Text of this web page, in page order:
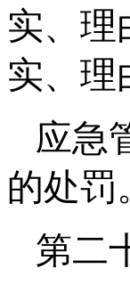
实、理
实、理
应急
的处罚
第二